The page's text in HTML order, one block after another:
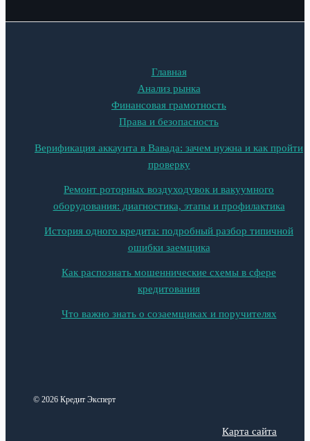
Главная
Анализ рынка
Финансовая грамотность
Права и безопасность
Верификация аккаунта в Вавада: зачем нужна и как пройти
проверку
Ремонт роторных воздуходувок и вакуумного
оборудования: диагностика, этапы и профилактика
История одного кредита: подробный разбор типичной
ошибки заемщика
Как распознать мошеннические схемы в сфере
кредитования
Что важно знать о созаемщиках и поручителях
© 2026 Кредит Эксперт
Карта сайта